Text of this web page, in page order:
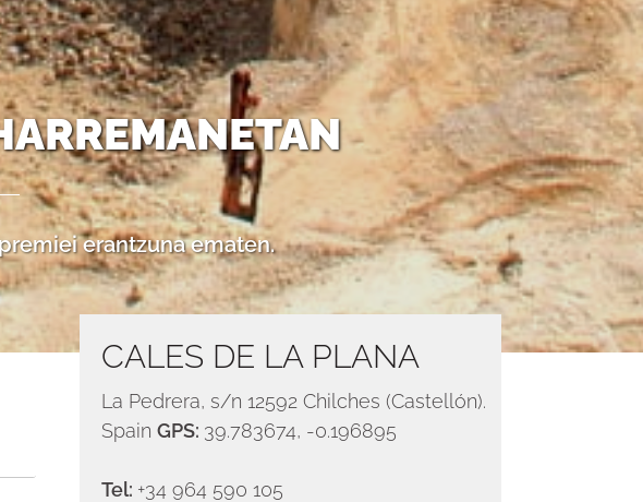
erantzuna ematen.
CALES DE LA PLANA
La Pedrera, s/n 12592 Chilches (Castellón).
SpainGPS: 39.783674, -0.196895
Tel: +34 964 590 105